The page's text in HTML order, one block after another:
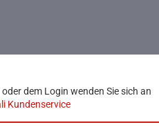
dem Login wenden Sie sich an
Kundenservice